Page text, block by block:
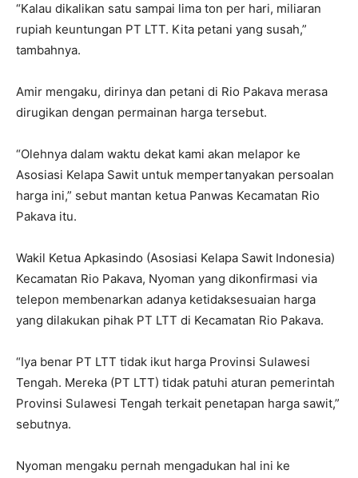
“Kalau dikalikan satu sampai lima ton per hari, miliaran
rupiah keuntungan PT LTT. Kita petani yang susah,”
tambahnya.
Amir mengaku, dirinya dan petani di Rio Pakava merasa
dirugikan dengan permainan harga tersebut.
“Olehnya dalam waktu dekat kami akan melapor ke
Asosiasi Kelapa Sawit untuk mempertanyakan persoalan
harga ini,” sebut mantan ketua Panwas Kecamatan Rio
Pakava itu.
Wakil Ketua Apkasindo (Asosiasi Kelapa Sawit Indonesia)
Kecamatan Rio Pakava, Nyoman yang dikonfirmasi via
telepon membenarkan adanya ketidaksesuaian harga
yang dilakukan pihak PT LTT di Kecamatan Rio Pakava.
“Iya benar PT LTT tidak ikut harga Provinsi Sulawesi
Tengah. Mereka (PT LTT) tidak patuhi aturan pemerintah
Provinsi Sulawesi Tengah terkait penetapan harga sawit,”
sebutnya.
Nyoman mengaku pernah mengadukan hal ini ke